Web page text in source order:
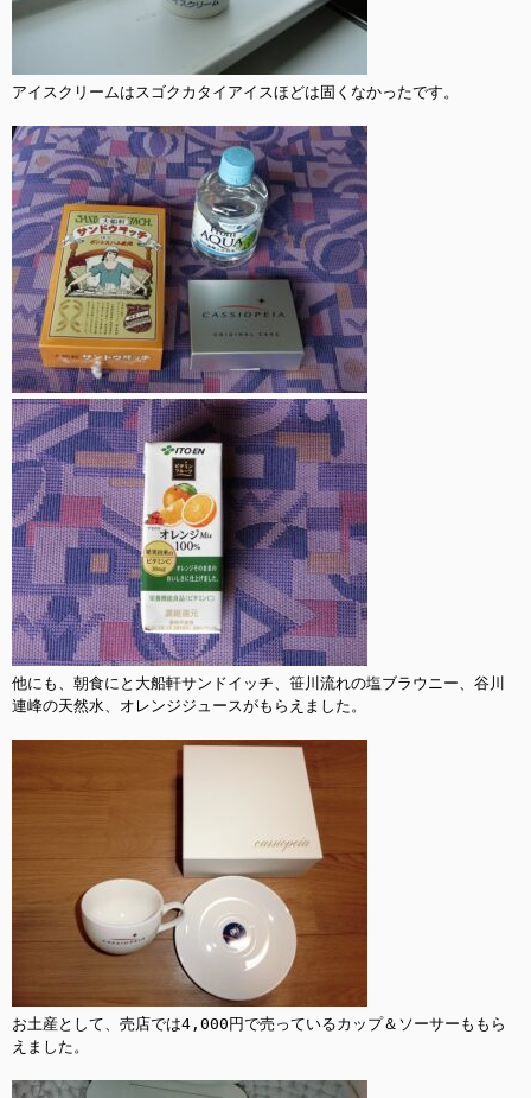
アイスクリームはスゴクカタイアイスほどは固くなかったです。
他にも、朝食にと大船軒サンドイッチ、笹川流れの塩ブラウニー、谷川
連峰の天然水、オレンジジュースがもらえました。
お土産として、売店では4,000円で売っているカップ＆ソーサーももら
えました。